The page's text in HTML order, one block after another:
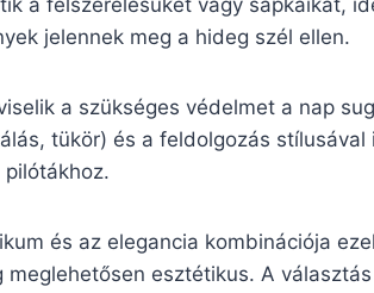
a felszerelésüket vagy sapkaikat,
jelennek meg a hideg szél ellen.
a szükséges védelmet a nap
tükör) és a feldolgozás
pilótákhoz.
és az elegancia kombinációja
meglehetősen esztétikus. A